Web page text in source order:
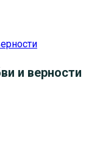
и верности